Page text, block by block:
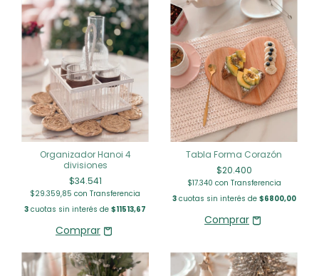
Organizador Hanoi 4
divisiones
$34.541
$29.359,85 con Transferencia
3 cuotas sin interés de $11513,67
Tabla Forma Corazón
$20.400
$17.340 con Transferencia
3cuotas sin interés de $6800,00